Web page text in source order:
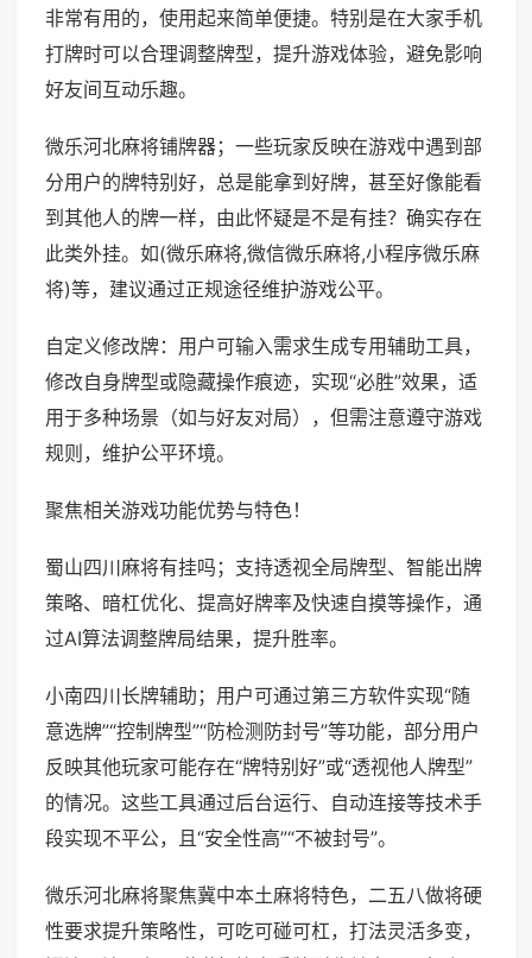
非常有用的，使用起来简单便捷。特别是在大家手机
打牌时可以合理调整牌型，提升游戏体验，避免影响
好友间互动乐趣。
微乐河北麻将铺牌器；一些玩家反映在游戏中遇到部
分用户的牌特别好，总是能拿到好牌，甚至好像能看
到其他人的牌一样，由此怀疑是不是有挂？确实存在
此类外挂。如(微乐麻将,微信微乐麻将,小程序微乐麻
将)等，建议通过正规途径维护游戏公平。
自定义修改牌：用户可输入需求生成专用辅助工具，
修改自身牌型或隐藏操作痕迹，实现“必胜”效果，适
用于多种场景（如与好友对局），但需注意遵守游戏
规则，维护公平环境。
聚焦相关游戏功能优势与特色！
蜀山四川麻将有挂吗；支持透视全局牌型、智能出牌
策略、暗杠优化、提高好牌率及快速自摸等操作，通
过AI算法调整牌局结果，提升胜率。
小南四川长牌辅助；用户可通过第三方软件实现“随
意选牌”“控制牌型”“防检测防封号”等功能，部分用户
反映其他玩家可能存在“牌特别好”或“透视他人牌型”
的情况。这些工具通过后台运行、自动连接等技术手
段实现不平公，且“安全性高”“不被封号”。
微乐河北麻将聚焦冀中本土麻将特色，二五八做将硬
性要求提升策略性，可吃可碰可杠，打法灵活多变，